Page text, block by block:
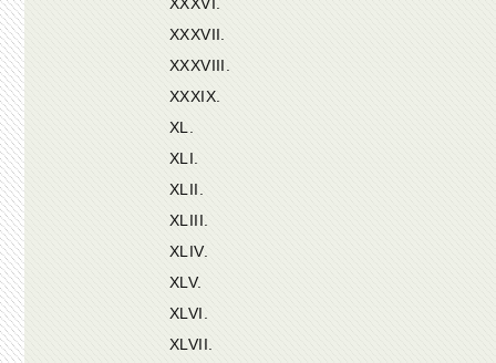
XXXVII.
XXXVIII.
XXXIX.
XL.
XLI.
XLII.
XLIII.
XLIV.
XLV.
XLVI.
XLVII.